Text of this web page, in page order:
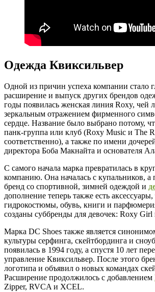
Одежда Квиксильвер
Одной из причин успеха компании стало
расширение и выпуск других брендов
годы появилась женская линия Roxy, чей
зеркальным отражением фирменного
сердце. Название было выбрано потому,
панк-группа или клуб (Roxy Music и The
соответственно), а также по имени
директора Боба Макнайта и основателя
С самого начала марка превратилась в
компанию. Она началась с купальников, а
бренд со спортивной, зимней одеждой и
дополнение теперь также есть
гидрокостюмы, обувь, книги и
созданы суббренды для девочек: Roxy Girl
Марка DC Shoes также является
культуры серфинга, скейтбординга и
появилась в 1994 году, а спустя 10 лет
управление Квиксильвер. После этого
логотипа и объявил о новых командах
Расширение продолжилось с добавлением
Zipper, RVCA и XCEL.